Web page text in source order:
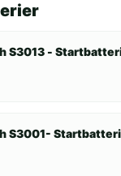
S3013 -
S3001- Startbatteri